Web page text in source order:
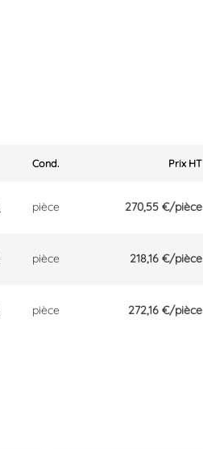
Cond. Prix HT
pièce 270,55 €/pièce
pièce 218,16 €/pièce
pièce 272,16 €/pièce